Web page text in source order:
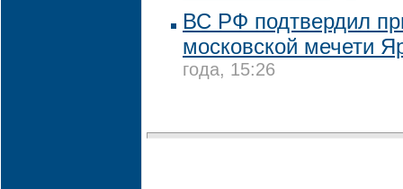
ВС РФ подтвердил
московской мечети
года, 15:26